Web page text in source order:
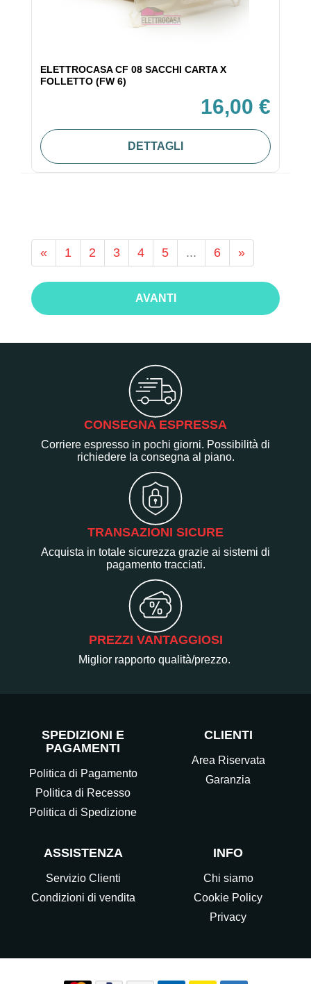
ELETTROCASA CF 08 SACCHI CARTA X
FOLLETTO (FW 6)
16,00 €
DETTAGLI
« 1 2 3 4 5 ... 6 »
AVANTI
CONSEGNA ESPRESSA
Corriere espresso in pochi giorni. Possibilità di
richiedere la consegna al piano.
TRANSAZIONI SICURE
Acquista in totale sicurezza grazie ai sistemi di
pagamento tracciati.
PREZZI VANTAGGIOSI
Miglior rapporto qualità/prezzo.
SPEDIZIONI E
PAGAMENTI
Politica di Pagamento
Politica di Recesso
Politica di Spedizione
CLIENTI
Area Riservata
Garanzia
ASSISTENZA
Servizio Clienti
Condizioni di vendita
INFO
Chi siamo
Cookie Policy
Privacy